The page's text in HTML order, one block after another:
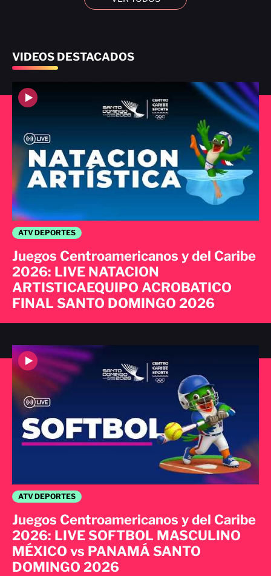
VIDEOS DESTACADOS
ATV DEPORTES
Juegos Centroamericanos y del Caribe
2026: LIVE SOFTBOL MASCULINO
MÉXICO vs PANAMÁ SANTO
DOMINGO 2026
ATV DEPORTES
Juegos Centroamericanos y del Caribe
2026: LIVE NATACION
ARTISTICAEQUIPO ACROBATICO
FINAL SANTO DOMINGO 2026